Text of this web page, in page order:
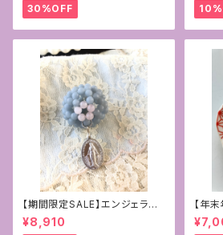
30%OFF
【期間限定SALE】エンジェライ
ト&ローズクォーツ4mmフラー
レン+マリア様の奇跡のメダイ
¥8,910
【年
ールド